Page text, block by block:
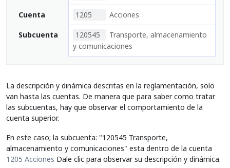
Cuenta 1205 Acciones
Subcuenta 120545
Transporte, almacenamiento
y comunicaciones
La descripción y dinámica descritas en la reglamentación, solo
van hasta las cuentas. De manera que para saber como tratar
las subcuentas, hay que observar el comportamiento de la
cuenta superior.
En este caso; la subcuenta: "120545 Transporte,
almacenamiento y comunicaciones" esta dentro de la cuenta
1205 Acciones Dale clic para observar su descripción y dinámica.